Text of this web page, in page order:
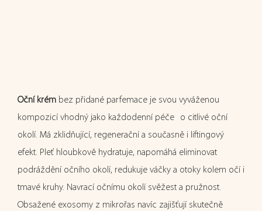
Oční krém bez přidané parfemace je svou vyváženou
kompozicí vhodný jako každodenní péče o citlivé oční
okolí. Má zklidňující, regenerační a současně i liftingový
efekt. Pleť hloubkově hydratuje, napomáhá eliminovat
podráždění očního okolí, redukuje váčky a otoky kolem očí i
tmavé kruhy. Navrací očnímu okolí svěžest a pružnost.
Obsažené exosomy z mikrořas navíc zajišťují skutečně